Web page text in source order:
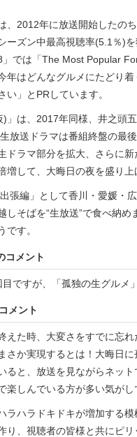
2012年に放送開始したの
ーズン中最高視聴率(5.1％)
では「The Most Popular
年はどんなグルメにたどり
」とPRしています。
は、2017年同様、井之頭
放送ドラマは番組終盤の最
ドラマ部分を拡大、さらに
して、大晦日の夜を盛り上
張編」として香川・愛媛・
しそばを“生放送”で食べ納
です。
コメント
ですが、「孤独の生グルメ
メント
た時、大変さをすでに忘
さか実現するとは！大晦日
ると、放送を見ながらネッ
しんでいる方が多い気がし
ハラドキドキが増加する
り、視聴者の皆様と共にピ